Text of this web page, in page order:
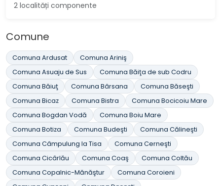
2 localități componente
Comune
Comuna Ardusat
Comuna Ariniş
Comuna Asuaju de Sus
Comuna Băiţa de sub Codru
Comuna Băiuţ
Comuna Bârsana
Comuna Băseşti
Comuna Bicaz
Comuna Bistra
Comuna Bocicoiu Mare
Comuna Bogdan Vodă
Comuna Boiu Mare
Comuna Botiza
Comuna Budeşti
Comuna Călineşti
Comuna Câmpulung la Tisa
Comuna Cerneşti
Comuna Cicârlău
Comuna Coaş
Comuna Coltău
Comuna Copalnic-Mănăştur
Comuna Coroieni